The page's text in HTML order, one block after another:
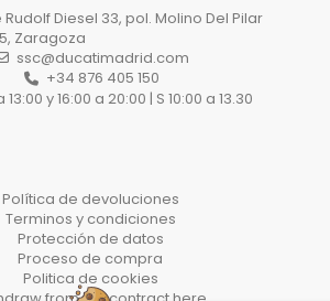
Diesel 33, pol. Molino Del Pilar
Zaragoza
ssc@ducatimadrid.com
+34 876 405 150
13:00 y 16:00 a 20:00 | S 10:00 a 13.30
Política de devoluciones
Terminos y condiciones
Protección de datos
Proceso de compra
Politica de cookies